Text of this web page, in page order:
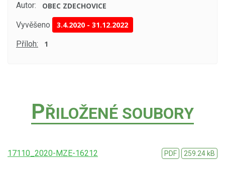
Autor:
OBEC ZDECHOVICE
Vyvěšeno 3.4.2020 -31.12.2022
Příloh: 1
PŘILOŽENÉ SOUBORY
17110_2020-MZE-16212 PDF 259.24 kB